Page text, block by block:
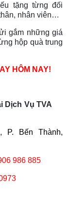
tặng từng đối
nhân viên…
gắm những giá
hộp quà trung
HÔM NAY!
Dịch Vụ TVA
P. Bến Thành,
986 885